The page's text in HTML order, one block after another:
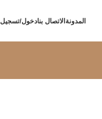
المدونةالاتصال بنادخول/تسجيل